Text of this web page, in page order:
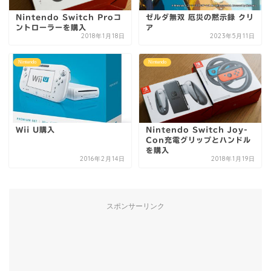
Nintendo Switch Proコ
ントローラーを購入
2018年1月18日
ゼルダ無双 厄災の黙示録 クリ
ア
2023年5月11日
Nintendo
Wii U購入
2016年2月14日
Nintendo
Nintendo Switch Joy-
Con充電グリップとハンドル
を購入
2018年1月19日
スポンサーリンク